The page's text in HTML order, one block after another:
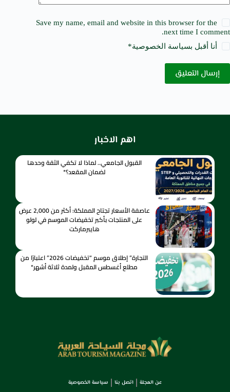
Save my name, email and website in this browser for the
next time I comment.
أنا أقبل بسياسة الخصوصية*
إرسال التعليق
اهم الاخبار
القبول الجامعي.. لماذا لا تكفي الثقة وحدها
لضمان المقعد؟*
عاصفة الأسعار تجتاح المملكة: أكثر من 2,000 عرض
على المنتجات بأكبر تخفيضات الموسم في لولو
هايبرماركت
التجارة” إطلاق موسم “تخفيضات 2026” اعتبارًا من
مطلع أغسطس المقبل ولمدة ثلاثة أشهر*
عن المجلة اتصل بنا سياسة الخصوصية